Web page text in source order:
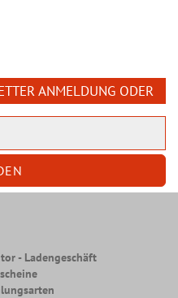
ANMELDUNG ODER
- Ladengeschäft